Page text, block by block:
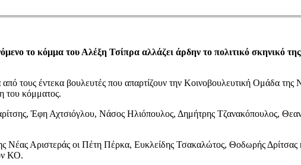
το κόμμα του Αλέξη Τσίπρα αλλάζει άρδην το πολιτικό σκηνικό
τους έντεκα βουλευτές που απαρτίζουν την Κοινοβουλευτική Ομάδα
του κόμματος.
Έφη Αχτσιόγλου, Νάσος Ηλιόπουλος, Δημήτρης Τζανακόπουλος,
Νέας Αριστεράς οι Πέτη Πέρκα, Ευκλείδης Τσακαλώτος, Θοδωρής Δρίτσας
ΚΟ.